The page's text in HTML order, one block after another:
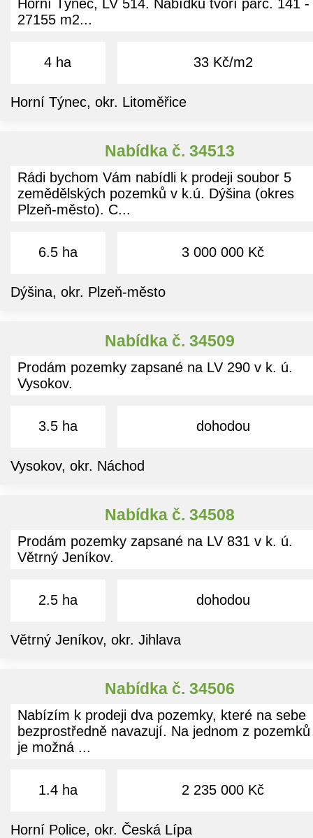
Horní Týnec, LV 514. Nabídku tvoří parc. 141 -
27155 m2...
4 ha 33 Kč/m2
Horní Týnec, okr. Litoměřice
Nabídka č. 34513
Rádi bychom Vám nabídli k prodeji soubor 5
zemědělských pozemků v k.ú. Dýšina (okres
Plzeň-město). C...
6.5 ha 3 000 000 Kč
Dýšina, okr. Plzeň-město
Nabídka č. 34509
Prodám pozemky zapsané na LV 290 v k. ú.
Vysokov.
3.5 ha dohodou
Vysokov, okr. Náchod
Nabídka č. 34508
Prodám pozemky zapsané na LV 831 v k. ú.
Větrný Jeníkov.
2.5 ha dohodou
Větrný Jeníkov, okr. Jihlava
Nabídka č. 34506
Nabízím k prodeji dva pozemky, které na sebe
bezprostředně navazují. Na jednom z pozemků
je možná ...
1.4 ha 2 235 000 Kč
Horní Police, okr. Česká Lípa